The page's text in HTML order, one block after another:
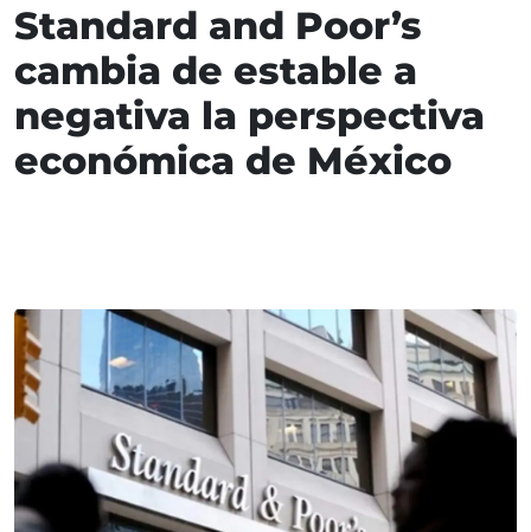
Standard and Poor’s
cambia de estable a
negativa la perspectiva
económica de México